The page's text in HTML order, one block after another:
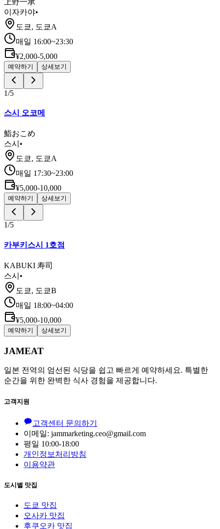
上野一承
이자카야•
도쿄, 도쿄A
매일 16:00~23:30
¥2,000-5,000
예약하기 상세보기
1/5
스시 오코메
鮨おこめ
스시 •
도쿄, 도쿄A
매일 17:30~23:00
¥5,000-10,000
예약하기 상세보기
1/5
카부키스시 1호점
KABUKI 寿司
스시 •
도쿄, 도쿄B
매일 18:00~04:00
¥5,000-10,000
예약하기 상세보기
JAMEAT
일본 전역의 엄선된 식당을 쉽고 빠르게 예약하세요. 특별한
순간을 위한 완벽한 식사 경험을 제공합니다.
고객지원
고객센터 문의하기
이메일: jammarketing.ceo@gmail.com
평일 10:00-18:00
개인정보처리방침
이용약관
도시별 맛집
도쿄 맛집
오사카 맛집
후쿠오카 맛집